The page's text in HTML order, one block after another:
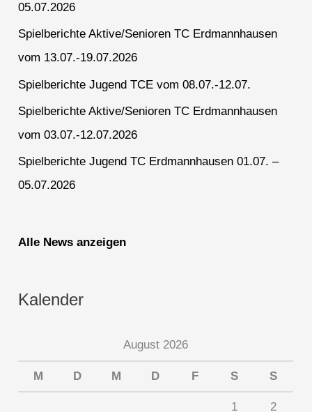
05.07.2026
Spielberichte Aktive/Senioren TC Erdmannhausen
vom 13.07.-19.07.2026
Spielberichte Jugend TCE vom 08.07.-12.07.
Spielberichte Aktive/Senioren TC Erdmannhausen
vom 03.07.-12.07.2026
Spielberichte Jugend TC Erdmannhausen 01.07. –
05.07.2026
Alle News anzeigen
Kalender
August 2026
M D M D F S S
1
2